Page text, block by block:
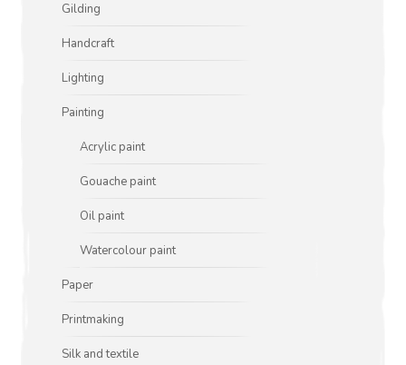
Gilding
Handcraft
Lighting
Painting
Acrylic paint
Gouache paint
Oil paint
Watercolour paint
Paper
Printmaking
Silk and textile